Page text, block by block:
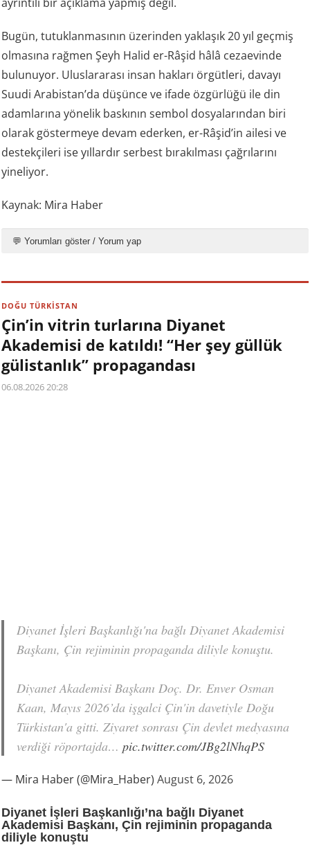
Bugün, tutuklanmasının üzerinden yaklaşık 20 yıl geçmiş
olmasına rağmen Şeyh Halid er-Râşid hâlâ cezaevinde
bulunuyor. Uluslararası insan hakları örgütleri, davayı
Suudi Arabistan’da düşünce ve ifade özgürlüğü ile din
adamlarına yönelik baskının sembol dosyalarından biri
olarak göstermeye devam ederken, er-Râşid’in ailesi ve
destekçileri ise yıllardır serbest bırakılması çağrılarını
yineliyor.
Kaynak: Mira Haber
💬 Yorumları göster / Yorum yap
DOĞU TÜRKİSTAN
Çin’in vitrin turlarına Diyanet
Akademisi de katıldı! “Her şey güllük
gülistanlık” propagandası
06.08.2026 20:28
Diyanet İşleri Başkanlığı'na bağlı Diyanet Akademisi
Başkanı, Çin rejiminin propaganda diliyle konuştu.
Diyanet Akademisi Başkanı Doç. Dr. Enver Osman
Kaan, Mayıs 2026’da işgalci Çin'in davetiyle Doğu
Türkistan'a gitti. Ziyaret sonrası Çin devlet medyasına
verdiği röportajda…pic.twitter.com/JBg2lNhqPS
— Mira Haber (@Mira_Haber)August 6, 2026
Diyanet İşleri Başkanlığı’na bağlı Diyanet
Akademisi Başkanı, Çin rejiminin propaganda
diliyle konuştu